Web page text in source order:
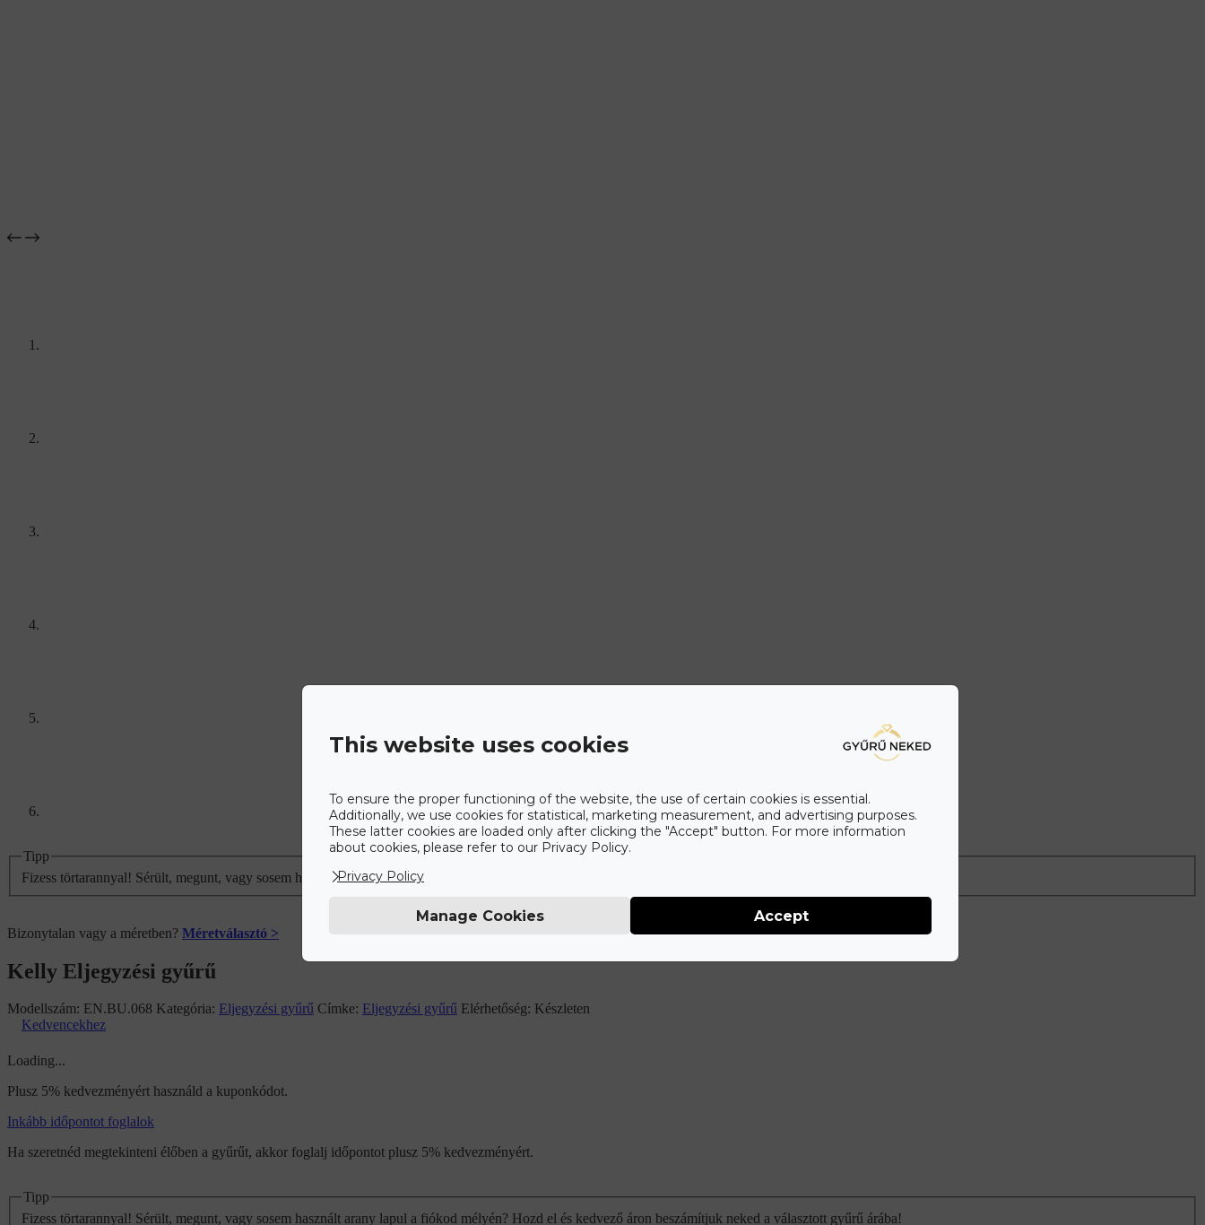
Tipp
Fizess törtarannyal! Sérült, megunt, vagy sosem használt arany lapul a fiókod mélyén? Hozd el és kedvező áron beszámítjuk neked a választott gyűrű árába!
Bizonytalan vagy a méretben? Méretválasztó >
Kelly Eljegyzési gyűrű
Modellszám: EN.BU.068 Kategória: Eljegyzési gyűrű Címke: Eljegyzési gyűrű Elérhetőség: Készleten
Kedvencekhez
Loading...
Plusz 5% kedvezményért használd a kuponkódot.
Inkább időpontot foglalok
Ha szeretnéd megtekinteni élőben a gyűrűt, akkor foglalj időpontot plusz 5% kedvezményért.
Tipp
Fizess törtarannyal! Sérült, megunt, vagy sosem használt arany lapul a fiókod mélyén? Hozd el és kedvező áron beszámítjuk neked a választott gyűrű árába!
This website uses cookies
To ensure the proper functioning of the website, the use of certain cookies is essential.
Additionally, we use cookies for statistical, marketing measurement, and advertising purposes.
These latter cookies are loaded only after clicking the "Accept" button. For more information
about cookies, please refer to our Privacy Policy.
Privacy Policy
Manage Cookies Accept